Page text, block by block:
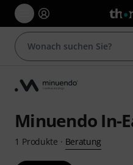
Minuendo In-
1 Produkte · Beratung